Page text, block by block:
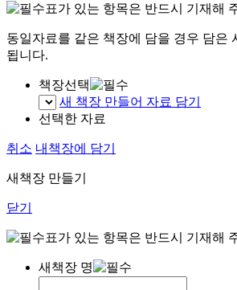
표가 있는 항목은 반드시 기재해
동일자료를 같은 책장에 담을 경우 담은
됩니다.
책장선택
새 책장 만들어 자료 담기
선택한 자료
취소 내책장에 담기
새책장 만들기
닫기
표가 있는 항목은 반드시 기재해
새책장 명